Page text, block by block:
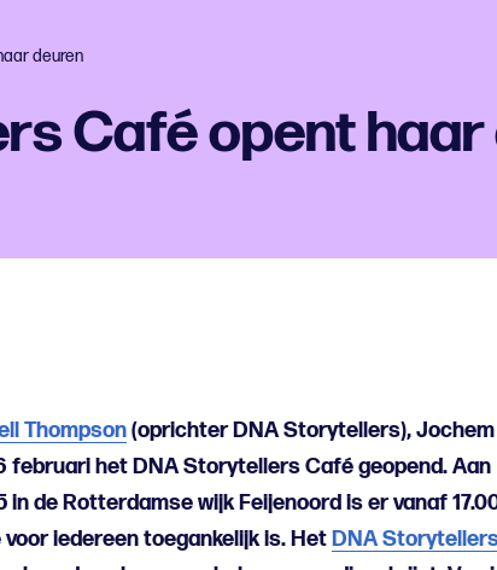
deuren
Café opent
Thompson(oprichter DNA Storytellers),
februari het DNA Storytellers Café geopend. Aan
de Rotterdamse wijk Feijenoord is er vanaf
iedereen toegankelijk is. Het DNA